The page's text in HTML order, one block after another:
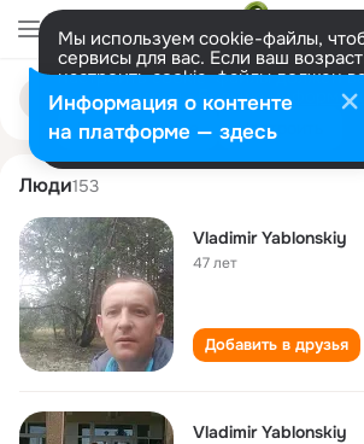
Мы используем cookie-файлы,
сервисы для вас. Если ваш
настроить cookie-файлы должен
представитель. Больше
Разрешить все Настроить
Поиск
людям
vladimir yablonskiy
Люди153
Vladimir Yablonskiy
47 лет
Добавить в друзья
Vladimir Yablonskiy
Информация о контенте
на платформе — здесь